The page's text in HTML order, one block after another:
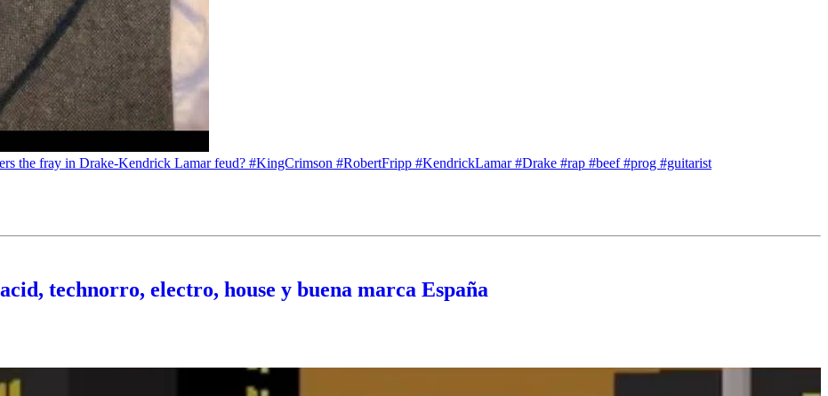
the fray in Drake-Kendrick Lamar feud? #KingCrimson #RobertFripp #KendrickLamar #Drake #rap #beef #prog #guitarist
technorro, electro, house y buena marca España